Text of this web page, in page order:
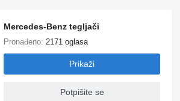
fotografije
Mercedes-Benz tegljači
Pronađeno: 2171 oglasa
Prikaži
Potpišite se